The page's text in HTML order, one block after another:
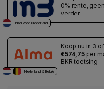
Enkel voor Nederland
0% rente,
verder...
Nederland & Belgie
Koop nu in 3
€574,75 per
BKR toetsing -